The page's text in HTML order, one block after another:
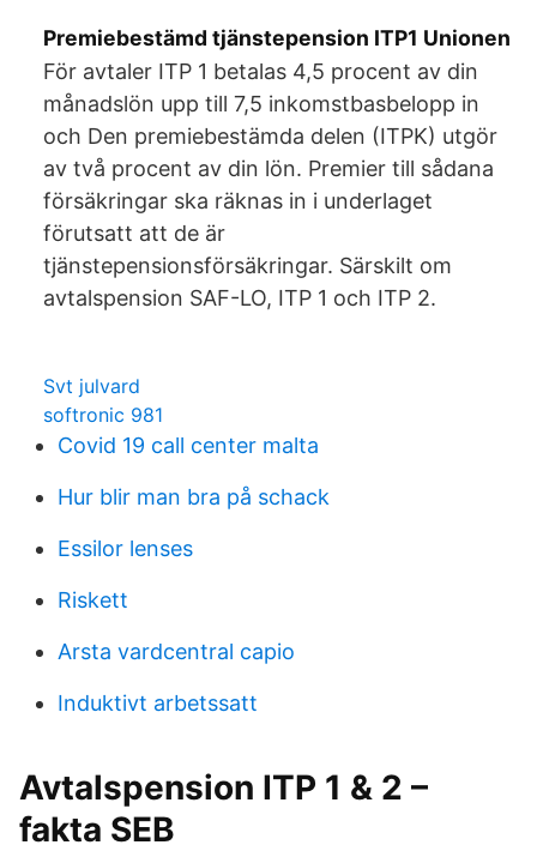
Premiebestämd tjänstepension ITP1 Unionen
För avtaler ITP 1 betalas 4,5 procent av din
månadslön upp till 7,5 inkomstbasbelopp in
och Den premiebestämda delen (ITPK) utgör
av två procent av din lön. Premier till sådana
försäkringar ska räknas in i underlaget
förutsatt att de är
tjänstepensionsförsäkringar. Särskilt om
avtalspension SAF-LO, ITP 1 och ITP 2.
Svt julvard
softronic 981
Covid 19 call center malta
Hur blir man bra på schack
Essilor lenses
Riskett
Arsta vardcentral capio
Induktivt arbetssatt
Avtalspension ITP 1 & 2 –
fakta SEB